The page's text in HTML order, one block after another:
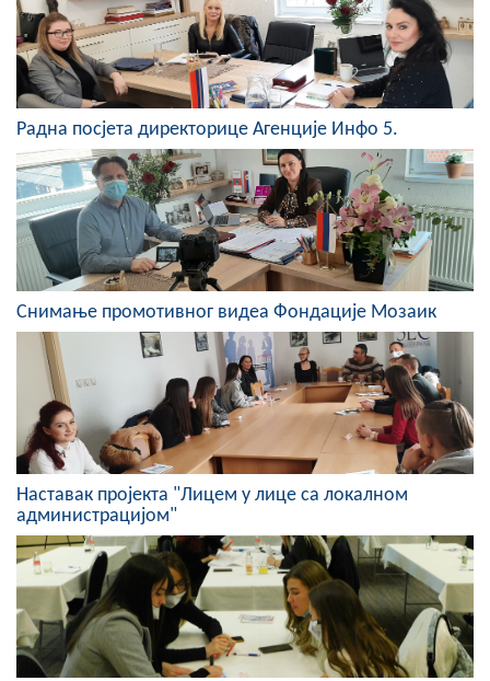
Пољопривреда
Туризам
Спорт
ЦИВИЛНА ЗАШТИТА
КОНТАКТ
Радна посјета директорице Агенције Инфо 5.
Снимање промотивног видеа Фондације Мозаик
Наставак пројекта "Лицем у лице са локалном
администрацијом"